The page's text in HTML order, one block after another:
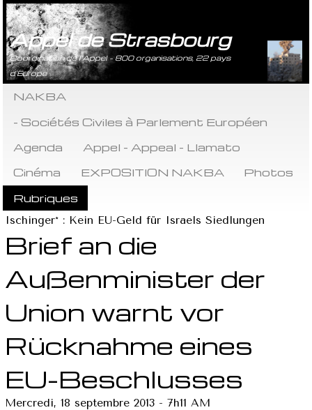
Appel de Strasbourg
Coordination de l’Appel - 800 organisations, 22 pays
d’Europe
NAKBA
- Sociétés Civiles à Parlement Européen
Agenda
Appel - Appeal - Llamato
Cinéma
EXPOSITION NAKBA
Photos
Rubriques
Ischinger* : Kein EU-Geld für Israels Siedlungen
Brief an die
Außenminister der
Union warnt vor
Rücknahme eines
EU-Beschlusses
Mercredi, 18 septembre 2013 - 7h11 AM